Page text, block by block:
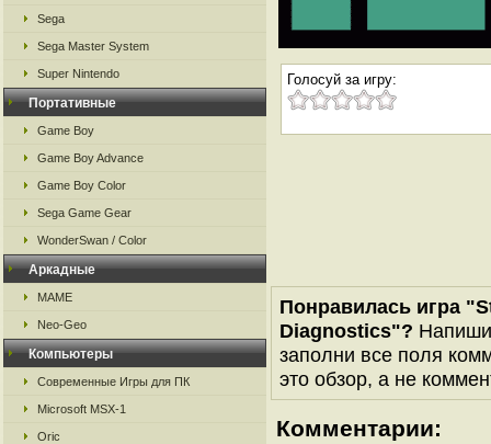
Sega
Sega Master System
Super Nintendo
Портативные
Game Boy
Game Boy Advance
Game Boy Color
Sega Game Gear
WonderSwan / Color
Аркадные
MAME
Neo-Geo
Компьютеры
Современные Игры для ПК
Microsoft MSX-1
Oric
Голосуй за игру:
Понравилась игра
Diagnostics"?
заполни все поля
это обзор, а не
Комментарии: